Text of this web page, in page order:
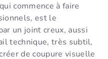
commence à faire
est le
un joint creux, aussi
technique, très subtil,
de coupure visuelle